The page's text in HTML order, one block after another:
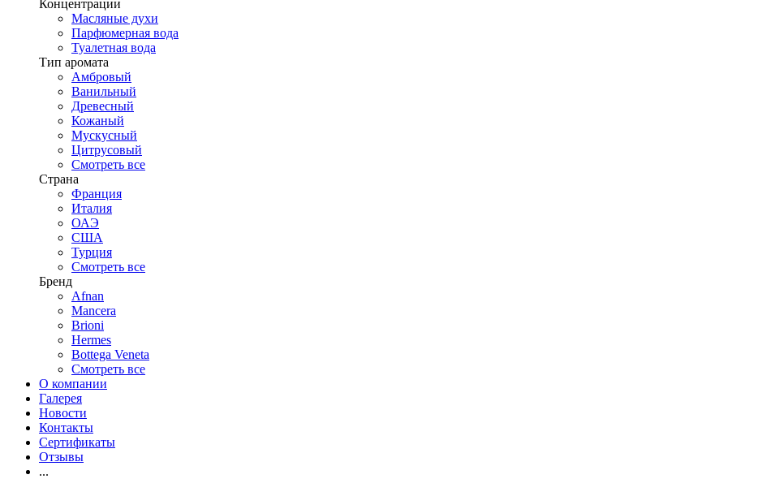
Концентрации
Масляные духи
Парфюмерная вода
Туалетная вода
Тип аромата
Амбровый
Ванильный
Древесный
Кожаный
Мускусный
Цитрусовый
Смотреть все
Страна
Франция
Италия
ОАЭ
США
Турция
Смотреть все
Бренд
Afnan
Mancera
Brioni
Hermes
Bottega Veneta
Смотреть все
О компании
Галерея
Новости
Контакты
Сертификаты
Отзывы
...